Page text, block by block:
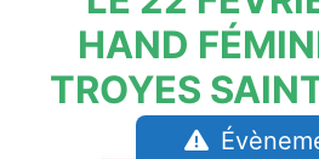
HAND
TROYES